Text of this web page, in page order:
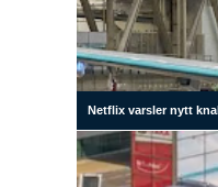
Netflix varsler nytt